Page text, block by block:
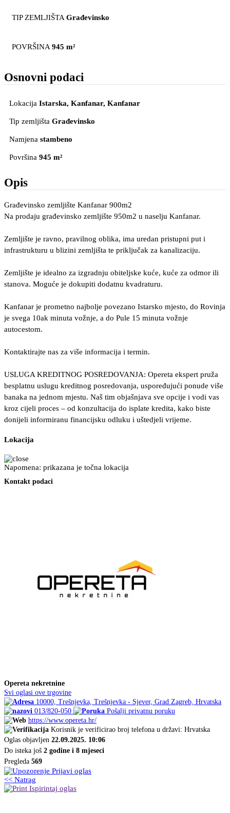
TIP ZEMLJIŠTA Građevinsko
POVRŠINA 945 m²
Osnovni podaci
Lokacija Istarska, Kanfanar, Kanfanar
Tip zemljišta Građevinsko
Namjena stambeno
Površina 945 m²
Opis
Građevinsko zemljište Kanfanar 900m2
Na prodaju građevinsko zemljište 950m2 u naselju Kanfanar.
Zemljište je ravno, pravilnog oblika, ima uredan pristupni put i
infrastrukturu u blizini zemljišta te priključak za kanalizaciju.
Zemljište je idealno za izgradnju obiteljske kuće, kuće za odmor ili
stanova. Moguće je dokupiti dodatnu kvadraturu.
Kanfanar je prometno najbolje povezano Istarsko mjesto, do Rovinja
je svega 10ak minuta vožnje, a do Pule 15 minuta vožnje
autocestom.
Kontaktirajte nas za više informacija i termin.
USLUGA KREDITNOG POSREDOVANJA: Opereta ekspert pruža
besplatnu uslugu kreditnog posredovanja, uspoređujući ponude više
banaka na jednom mjestu. Naš tim objašnjava sve opcije i vodi vas
kroz cijeli proces – od konzultacija do isplate kredita, kako biste
donijeli informiranu financijsku odluku i uštedjeli vrijeme.
Lokacija
Napomena: prikazana je točna lokacija
Kontakt podaci
Opereta nekretnine
Svi oglasi ove trgovine
10000, Trešnjevka, Trešnjevka - Sjever, Grad Zagreb, Hrvatska
013/820-050
Pošalji privatnu poruku
https://www.opereta.hr/
Korisnik je verificirao broj telefona u državi: Hrvatska
Oglas objavljen 22.09.2025. 10:06
Do isteka još 2 godine i 8 mjeseci
Pregleda 569
Prijavi oglas
<< Natrag
Ispirintaj oglas